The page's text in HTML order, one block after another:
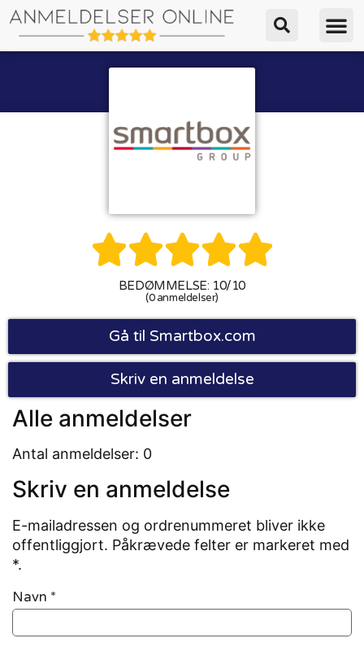

BEDØMMELSE: 10/10
(0 anmeldelser)
Gå til Smartbox.com
Skriv en anmeldelse
Alle anmeldelser
Antal anmeldelser: 0
Skriv en anmeldelse
E-mailadressen og ordrenummeret bliver ikke
offentliggjort. Påkrævede felter er markeret med
*.
Navn *